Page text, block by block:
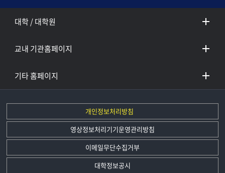
대학 / 대학원
교내 기관홈페이지
기타 홈페이지
개인정보처리방침
영상정보처리기기운영관리방침
이메일무단수집거부
대학정보공시